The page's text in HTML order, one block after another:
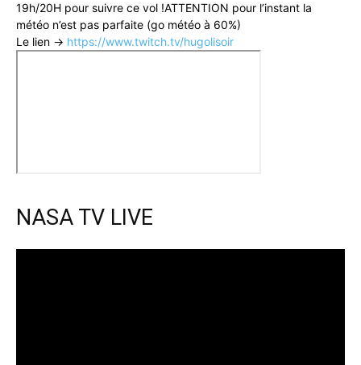
19h/20H pour suivre ce vol !ATTENTION pour l’instant la
météo n’est pas parfaite (go météo à 60%)
Le lien -> https://www.twitch.tv/hugolisoir
NASA TV LIVE